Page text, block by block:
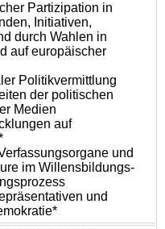
Partizipation in
Initiativen,
durch Wahlen in
auf europäischer
Politikvermittlung
der politischen
Medien
auf
und
im Willensbildungs-
und